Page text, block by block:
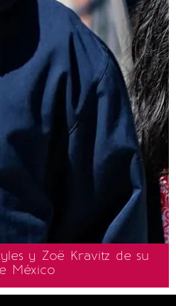
y Zoë Kravitz de su
México